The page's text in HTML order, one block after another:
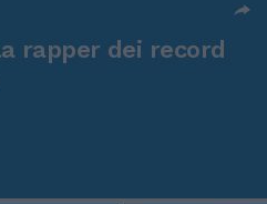
rapper dei record